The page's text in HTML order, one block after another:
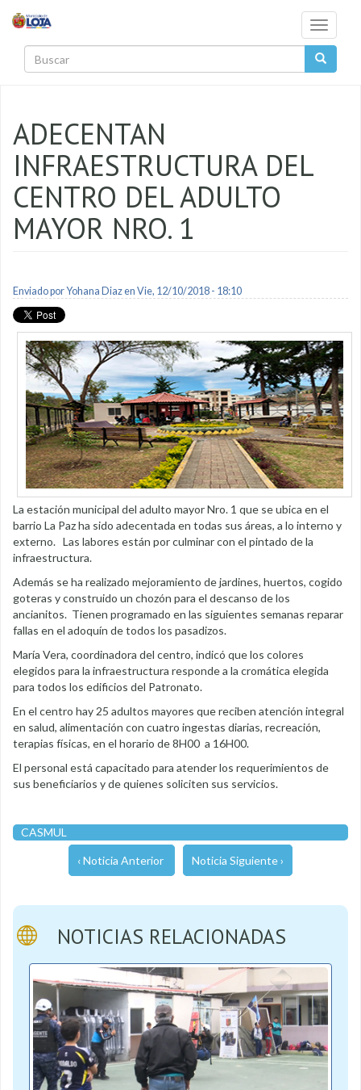
Toggle
ADECENTAN
INFRAESTRUCTURA DEL
CENTRO DEL ADULTO
MAYOR NRO. 1
Enviado porYohana Diazen Vie, 12/10/2018 - 18:10
La estación municipal del adulto mayor Nro. 1 que se ubica en el
barrio La Paz ha sido adecentada en todas sus áreas, a lo interno y
externo. Las labores están por culminar con el pintado de la
infraestructura.
Además se ha realizado mejoramiento de jardines, huertos, cogido
goteras y construido un chozón para el descanso de los
ancianitos. Tienen programado en las siguientes semanas reparar
fallas en el adoquín de todos los pasadizos.
María Vera, coordinadora del centro, indicó que los colores
elegidos para la infraestructura responde a la cromática elegida
para todos los edificios del Patronato.
En el centro hay 25 adultos mayores que reciben atención integral
en salud, alimentación con cuatro ingestas diarias, recreación,
terapias físicas, en el horario de 8H00 a 16H00.
El personal está capacitado para atender los requerimientos de
sus beneficiarios y de quienes soliciten sus servicios.
CASMUL
‹ Noticia Anterior Noticia Siguiente ›
NOTICIAS RELACIONADAS